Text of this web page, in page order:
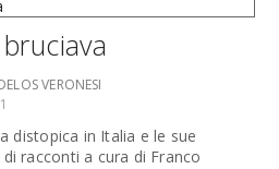
VERONESI
distopica in Italia e le sue
racconti a cura di Franco